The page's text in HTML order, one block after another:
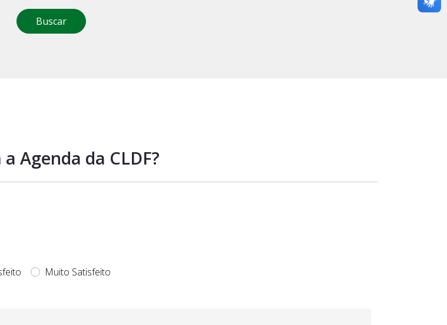
Buscar
Agenda da CLDF?
Muito Satisfeito